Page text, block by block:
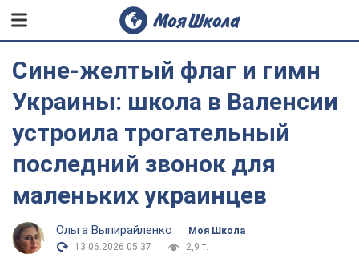
Сине-желтый флаг и гимн
Украины: школа в Валенсии
устроила трогательный
последний звонок для
маленьких украинцев
Ольга Выпирайленко
Моя Школа
13.06.2026 05:37
2,9 т.